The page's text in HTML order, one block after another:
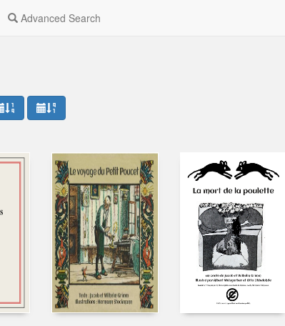
Advanced Search